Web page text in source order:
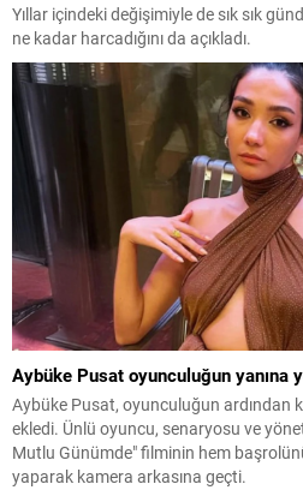
Yıllar içindeki değişimiyle de sık sık
ne kadar harcadığını da açıkladı.
Aybüke Pusat oyunculuğun yanına
Aybüke Pusat, oyunculuğun ardından
ekledi. Ünlü oyuncu, senaryosu ve
Mutlu Günümde" filminin hem başrolünü
yaparak kamera arkasına geçti.